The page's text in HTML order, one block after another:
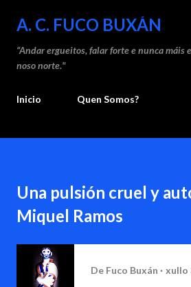
Saltar ao contido
A. C. FUCO BUXÁN
“Andar ergueitos, falar forte e nunca máis
noso norte."
Inicio Quen Somos?
Una pulsión cruel y
Miquel Ramos
De Fuco Buxán xullo